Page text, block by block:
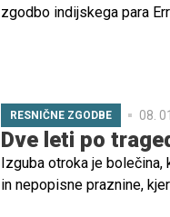
zgodbo indijskega para
RESNIČNE ZGODBE 08.
Dve leti po
Izguba otroka je
in nepopisne praznine,